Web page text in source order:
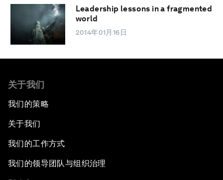
Leadership lessons in a fragmented
world
2014年01月16日
关于我们
我们的策略
关于我们
我们的工作方式
我们的领导团队与组织治理